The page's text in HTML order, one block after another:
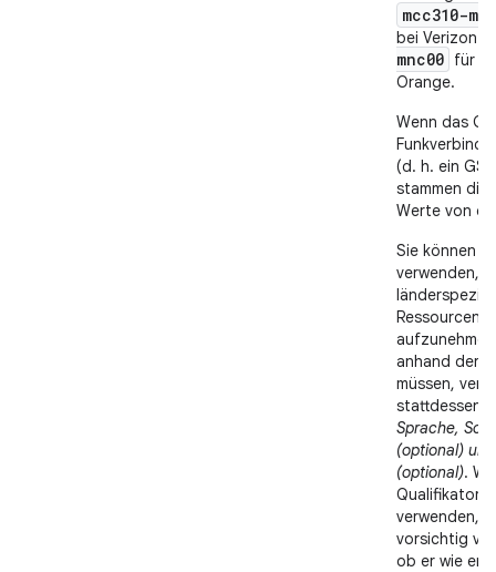
mcc310-
bei Verizon
mnc00 für
Orange.
Wenn das
(d. h. ein
stammen die
Werte von
Sie können
verwenden,
Ressourcen
anhand der
müssen,
stattdessen
Sprache,
(optional)
(optional).
Qualifikator
verwenden,
vorsichtig
ob er wie